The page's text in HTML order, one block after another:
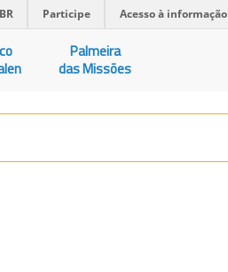
Participe Acesso à informação
Palmeira
das Missões